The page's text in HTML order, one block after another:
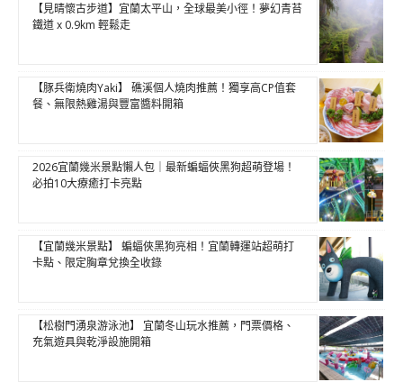
【見晴懷古步道】宜蘭太平山，全球最美小徑！夢幻青苔
鐵道 x 0.9km 輕鬆走
【豚兵衛燒肉Yaki】 礁溪個人燒肉推薦！獨享高CP值套
餐、無限熱雞湯與豐富醬料開箱
2026宜蘭幾米景點懶人包｜最新蝙蝠俠黑狗超萌登場！
必拍10大療癒打卡亮點
【宜蘭幾米景點】 蝙蝠俠黑狗亮相！宜蘭轉運站超萌打
卡點、限定胸章兌換全收錄
【松樹門湧泉游泳池】 宜蘭冬山玩水推薦，門票價格、
充氣遊具與乾淨設施開箱